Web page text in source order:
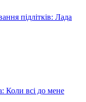
підлітків: Лада
Коли всі до мене